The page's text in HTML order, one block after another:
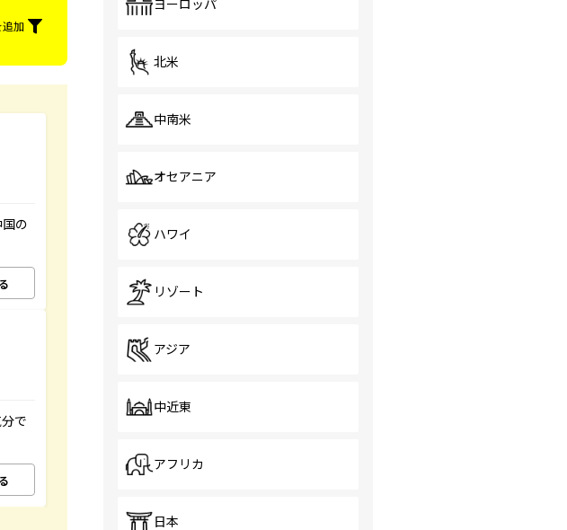
加
の
で
ヨーロッパ
北米
中南米
オセアニア
ハワイ
リゾート
アジア
中近東
アフリカ
日本